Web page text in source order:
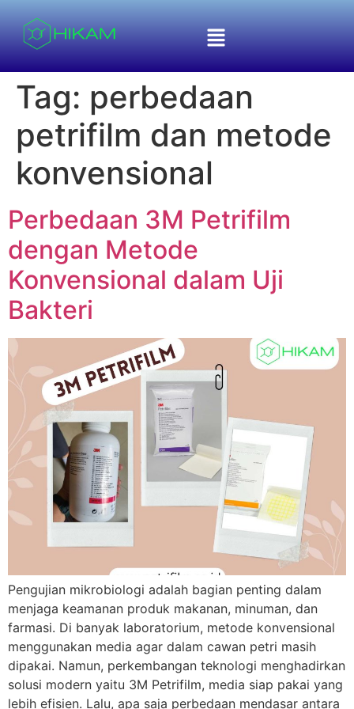
Tag: perbedaan
petrifilm dan metode
konvensional
Perbedaan 3M Petrifilm
dengan Metode
Konvensional dalam Uji
Bakteri
Pengujian mikrobiologi adalah bagian penting dalam
menjaga keamanan produk makanan, minuman, dan
farmasi. Di banyak laboratorium, metode konvensional
menggunakan media agar dalam cawan petri masih
dipakai. Namun, perkembangan teknologi menghadirkan
solusi modern yaitu 3M Petrifilm, media siap pakai yang
lebih efisien. Lalu, apa saja perbedaan mendasar antara